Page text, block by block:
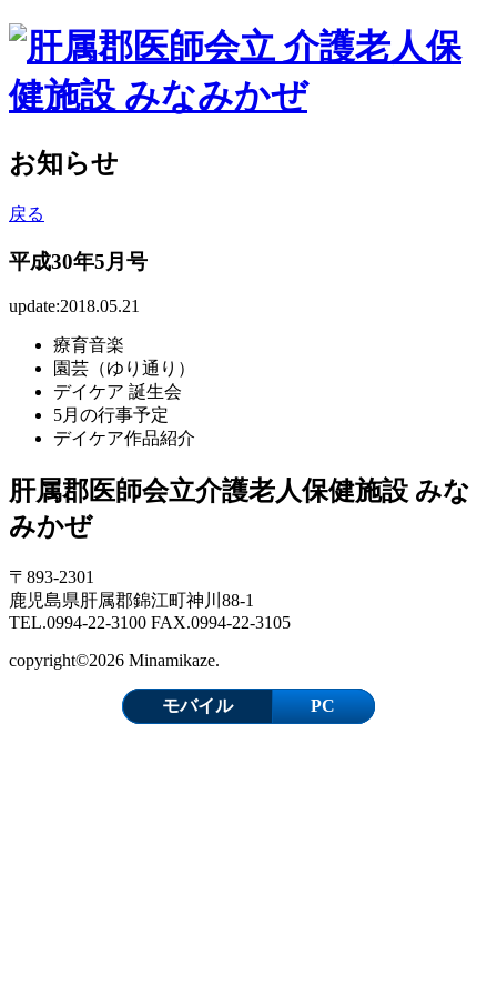
お知らせ
戻る
平成30年5月号
update:2018.05.21
療育音楽
園芸（ゆり通り）
デイケア 誕生会
5月の行事予定
デイケア作品紹介
肝属郡医師会立介護老人保健施設 みな
みかぜ
〒893-2301
鹿児島県肝属郡錦江町神川88-1
TEL.0994-22-3100 FAX.0994-22-3105
copyright©2026 Minamikaze.
モバイル PC